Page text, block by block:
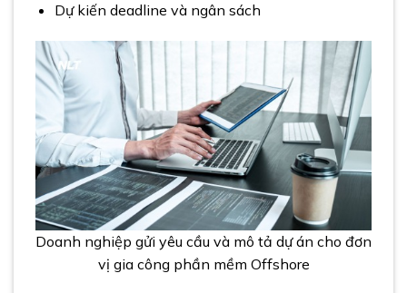
Dự kiến deadline và ngân sách
Doanh nghiệp gửi yêu cầu và mô tả dự án cho đơn
vị gia công phần mềm Offshore